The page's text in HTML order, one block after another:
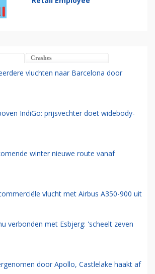
Crashes
vluchten naar Barcelona door
IndiGo: prijsvechter doet widebody-
winter nieuwe route vanaf
vlucht met Airbus A350-900 uit
verbonden met Esbjerg: 'scheelt zeven
door Apollo, Castlelake haakt af